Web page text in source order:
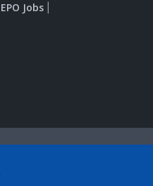
EPO Jobs